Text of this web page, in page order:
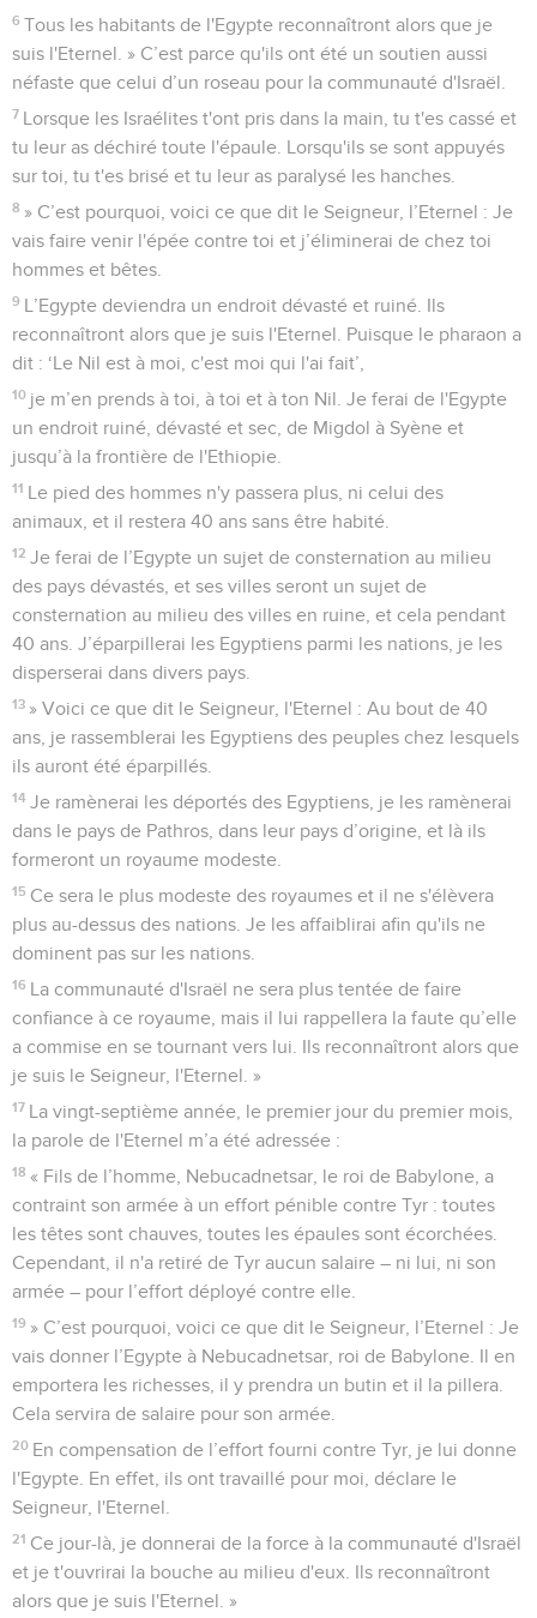
6 Tous les habitants de l'Egypte reconnaîtront alors que je
suis l'Eternel. » C’est parce qu'ils ont été un soutien aussi
néfaste que celui d’un roseau pour la communauté d'Israël.
7 Lorsque les Israélites t'ont pris dans la main, tu t'es cassé et
tu leur as déchiré toute l'épaule. Lorsqu'ils se sont appuyés
sur toi, tu t'es brisé et tu leur as paralysé les hanches.
8 » C’est pourquoi, voici ce que dit le Seigneur, l’Eternel : Je
vais faire venir l'épée contre toi et j’éliminerai de chez toi
hommes et bêtes.
9 L’Egypte deviendra un endroit dévasté et ruiné. Ils
reconnaîtront alors que je suis l'Eternel. Puisque le pharaon a
dit : ‘Le Nil est à moi, c'est moi qui l'ai fait’,
10 je m’en prends à toi, à toi et à ton Nil. Je ferai de l'Egypte
un endroit ruiné, dévasté et sec, de Migdol à Syène et
jusqu’à la frontière de l'Ethiopie.
11 Le pied des hommes n'y passera plus, ni celui des
animaux, et il restera 40 ans sans être habité.
12 Je ferai de l’Egypte un sujet de consternation au milieu
des pays dévastés, et ses villes seront un sujet de
consternation au milieu des villes en ruine, et cela pendant
40 ans. J’éparpillerai les Egyptiens parmi les nations, je les
disperserai dans divers pays.
13 » Voici ce que dit le Seigneur, l'Eternel : Au bout de 40
ans, je rassemblerai les Egyptiens des peuples chez lesquels
ils auront été éparpillés.
14 Je ramènerai les déportés des Egyptiens, je les ramènerai
dans le pays de Pathros, dans leur pays d’origine, et là ils
formeront un royaume modeste.
15 Ce sera le plus modeste des royaumes et il ne s'élèvera
plus au-dessus des nations. Je les affaiblirai afin qu'ils ne
dominent pas sur les nations.
16 La communauté d'Israël ne sera plus tentée de faire
confiance à ce royaume, mais il lui rappellera la faute qu’elle
a commise en se tournant vers lui. Ils reconnaîtront alors que
je suis le Seigneur, l'Eternel. »
17 La vingt-septième année, le premier jour du premier mois,
la parole de l'Eternel m’a été adressée :
18 « Fils de l’homme, Nebucadnetsar, le roi de Babylone, a
contraint son armée à un effort pénible contre Tyr : toutes
les têtes sont chauves, toutes les épaules sont écorchées.
Cependant, il n'a retiré de Tyr aucun salaire – ni lui, ni son
armée – pour l’effort déployé contre elle.
19 » C’est pourquoi, voici ce que dit le Seigneur, l’Eternel : Je
vais donner l’Egypte à Nebucadnetsar, roi de Babylone. Il en
emportera les richesses, il y prendra un butin et il la pillera.
Cela servira de salaire pour son armée.
20 En compensation de l’effort fourni contre Tyr, je lui donne
l'Egypte. En effet, ils ont travaillé pour moi, déclare le
Seigneur, l'Eternel.
21 Ce jour-là, je donnerai de la force à la communauté d'Israël
et je t'ouvrirai la bouche au milieu d'eux. Ils reconnaîtront
alors que je suis l'Eternel. »